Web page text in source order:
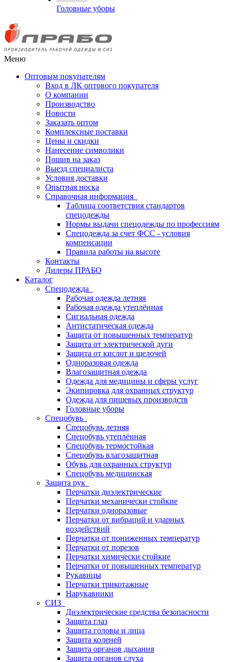
Головные уборы
Меню
Оптовым покупателям
Вход в ЛК оптового покупателя
О компании
Производство
Новости
Заказать оптом
Комплексные поставки
Цены и скидки
Нанесение символики
Пошив на заказ
Выезд специалиста
Условия доставки
Опытная носка
Справочная информация
Таблица соответствия стандартов
спецодежды
Нормы выдачи спецодежды по профессиям
Спецодежда за счет ФСС - условия
компенсации
Правила работы на высоте
Контакты
Дилеры ПРАБО
Каталог
Спецодежда
Рабочая одежда летняя
Рабочая одежда утеплённая
Сигнальная одежда
Антистатическая одежда
Защита от повышенных температур
Защита от электрической дуги
Защита от кислот и щелочей
Одноразовая одежда
Влагозащитная одежда
Одежда для медицины и сферы услуг
Экипировка для охранных структур
Одежда для пищевых производств
Головные уборы
Спецобувь
Спецобувь летняя
Спецобувь утеплённая
Спецобувь термостойкая
Спецобувь влагозащитная
Обувь для охранных структур
Спецобувь медицинская
Защита рук
Перчатки диэлектрические
Перчатки механически стойкие
Перчатки одноразовые
Перчатки от вибраций и ударных
воздействий
Перчатки от пониженных температур
Перчатки от порезов
Перчатки химически стойкие
Перчатки от повышенных температур
Рукавицы
Перчатки трикотажные
Нарукавники
СИЗ
Диэлектрические средства безопасности
Защита глаз
Защита головы и лица
Защита коленей
Защита органов дыхания
Защита органов слуха